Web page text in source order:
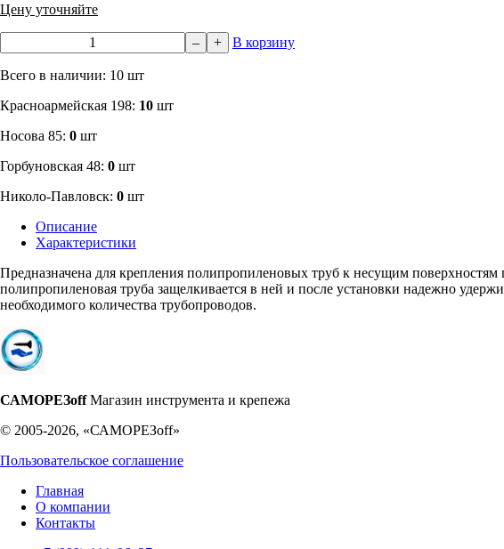
Цену уточняйте
– + В корзину
Всего в наличии: 10 шт
​Красноармейская 198: 10 шт
Носова 85: 0 шт
​Горбуновская 48: 0 шт
​Николо-Павловск: 0 шт
Описание
Характеристики
Предназначена для крепления полипропиленовых труб к несущим
полипропиленовая труба защелкивается в ней и после установки надежно
необходимого количества трубопроводов.
САМОРЕЗoff Магазин инструмента и крепежа
© 2005-2026, «САМОРЕЗoff»
Пользовательское соглашение
Главная
О компании
Контакты